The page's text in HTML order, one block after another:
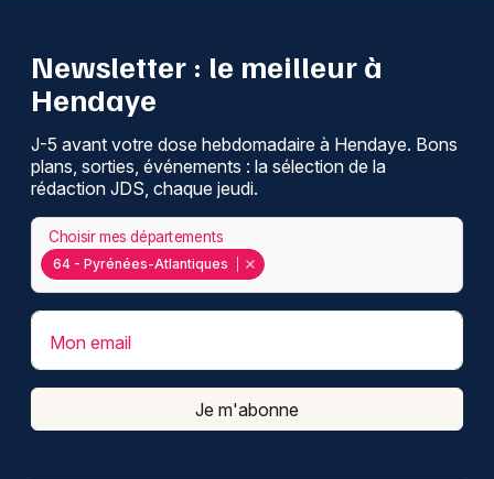
Newsletter : le meilleur à
Hendaye
J-5 avant votre dose hebdomadaire à Hendaye. Bons
plans, sorties, événements : la sélection de la
rédaction JDS, chaque jeudi.
64 - Pyrénées-Atlantiques
Choisir mes départements
Mon email
Je m'abonne